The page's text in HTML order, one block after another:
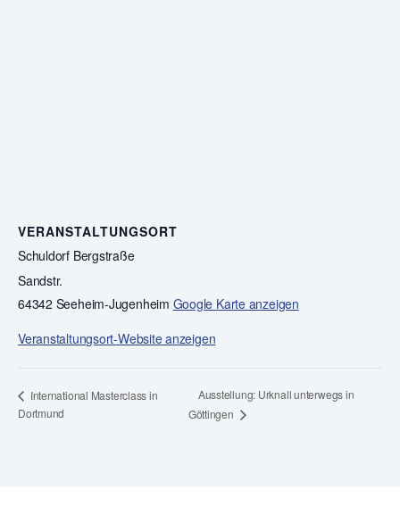
VERANSTALTUNGSORT
Schuldorf Bergstraße
Sandstr.
64342 Seeheim-Jugenheim Google Karte anzeigen
Veranstaltungsort-Website anzeigen
International Masterclass in
Dortmund
Ausstellung: Urknall unterwegs in
Göttingen